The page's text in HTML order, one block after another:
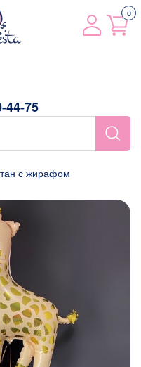
44-75
0
с жирафом